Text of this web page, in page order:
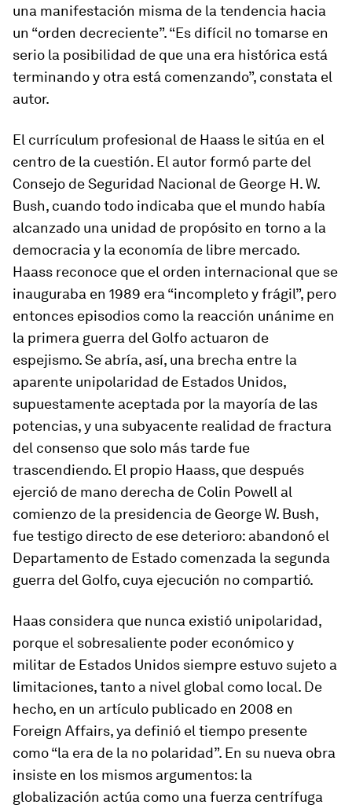
una manifestación misma de la tendencia hacia
un “orden decreciente”. “Es difícil no tomarse en
serio la posibilidad de que una era histórica está
terminando y otra está comenzando”, constata el
autor.
El currículum profesional de Haass le sitúa en el
centro de la cuestión. El autor formó parte del
Consejo de Seguridad Nacional de George H. W.
Bush, cuando todo indicaba que el mundo había
alcanzado una unidad de propósito en torno a la
democracia y la economía de libre mercado.
Haass reconoce que el orden internacional que se
inauguraba en 1989 era “incompleto y frágil”, pero
entonces episodios como la reacción unánime en
la primera guerra del Golfo actuaron de
espejismo. Se abría, así, una brecha entre la
aparente unipolaridad de Estados Unidos,
supuestamente aceptada por la mayoría de las
potencias, y una subyacente realidad de fractura
del consenso que solo más tarde fue
trascendiendo. El propio Haass, que después
ejerció de mano derecha de Colin Powell al
comienzo de la presidencia de George W. Bush,
fue testigo directo de ese deterioro: abandonó el
Departamento de Estado comenzada la segunda
guerra del Golfo, cuya ejecución no compartió.
Haas considera que nunca existió unipolaridad,
porque el sobresaliente poder económico y
militar de Estados Unidos siempre estuvo sujeto a
limitaciones, tanto a nivel global como local. De
hecho, en un artículo publicado en 2008 en
Foreign Affairs, ya definió el tiempo presente
como “la era de la no polaridad”. En su nueva obra
insiste en los mismos argumentos: la
globalización actúa como una fuerza centrífuga